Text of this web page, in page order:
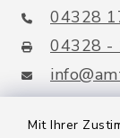
Mit Ihrer
04328
04328 -